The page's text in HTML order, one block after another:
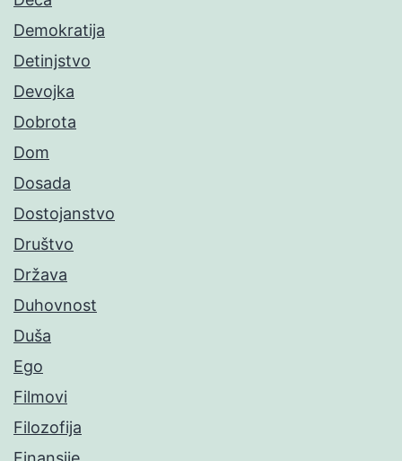
Demokratija
Detinjstvo
Devojka
Dobrota
Dom
Dosada
Dostojanstvo
Društvo
Država
Duhovnost
Duša
Ego
Filmovi
Filozofija